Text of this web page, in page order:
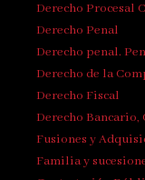
Derecho Procesal
Derecho Penal
Derecho penal.
Derecho de la
Derecho Fiscal
Derecho Bancario,
Fusiones y
Familia y